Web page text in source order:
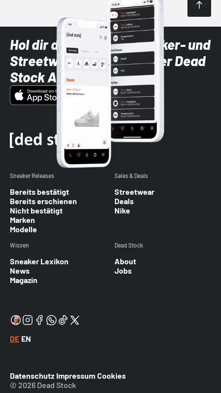
Hol dir die neuesten Sneaker- und
Streetwear-Brands mit der Dead
Stock App
Sneaker Releases
Bereits bestätigt
Bereits erschienen
Nicht bestätigt
Marken
Modelle
Sales & Deals
Streetwear
Deals
Nike
Wissen
Sneaker Lexikon
News
Magazin
Dead Stock
About
Jobs
DE EN
Datenschutz Impressum Cookies
© 2026 Dead Stock